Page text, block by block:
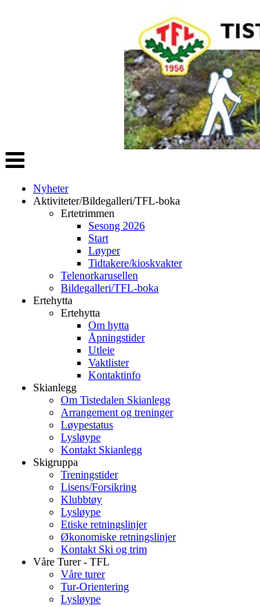
Veksle
navigasjon
Nyheter
Aktiviteter/Bildegalleri/TFL-boka
Ertetrimmen
Sesong 2026
Start
Løyper
Tidtakere/kioskvakter
Telenorkarusellen
Bildegalleri/TFL-boka
Ertehytta
Ertehytta
Om hytta
Åpningstider
Utleie
Vaktlister
Kontaktinfo
Skianlegg
Om Tistedalen Skianlegg
Arrangement og treninger
Løypestatus
Lysløype
Kontakt Skianlegg
Skigruppa
Treningstider
Lisens/Forsikring
Klubbtøy
Lysløype
Etiske retningslinjer
Økonomiske retningslinjer
Kontakt Ski og trim
Våre Turer - TFL
Våre turer
Tur-Orientering
Lysløype